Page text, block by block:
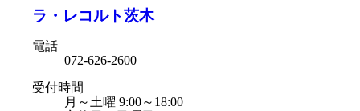
ラ・レコルト茨木
電話
072-626-2600
受付時間
月～土曜 9:00～18:00